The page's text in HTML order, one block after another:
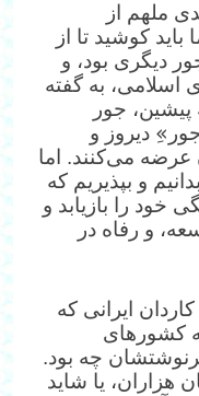
ملهم از
کوشید تا از
دیگری بود، و
اسلامی، به گفته
جور
دیروز و
عرضه می‌کنند. اما
و بپذیریم که
خود را بازیابد و
و رفاه در
ایرانی که
کشورهای
چه بود.
هزاران، یا شاید